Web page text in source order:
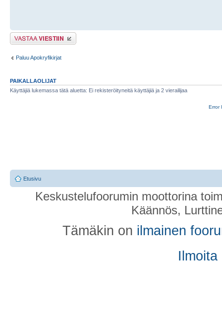
Lähetä vastaus
Paluu Apokryfikirjat
PAIKALLAOLIJAT
Käyttäjiä lukemassa tätä aluetta: Ei rekisteröityneitä käyttäjiä ja 2 vierailijaa
Error
Etusivu
Keskustelufoorumin moottorina
Käännös,
Tämäkin on ilmainen